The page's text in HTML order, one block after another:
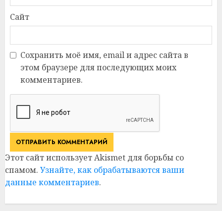
Сайт
Сохранить моё имя, email и адрес сайта в
этом браузере для последующих моих
комментариев.
Этот сайт использует Akismet для борьбы со
спамом. Узнайте, как обрабатываются ваши
данные комментариев.